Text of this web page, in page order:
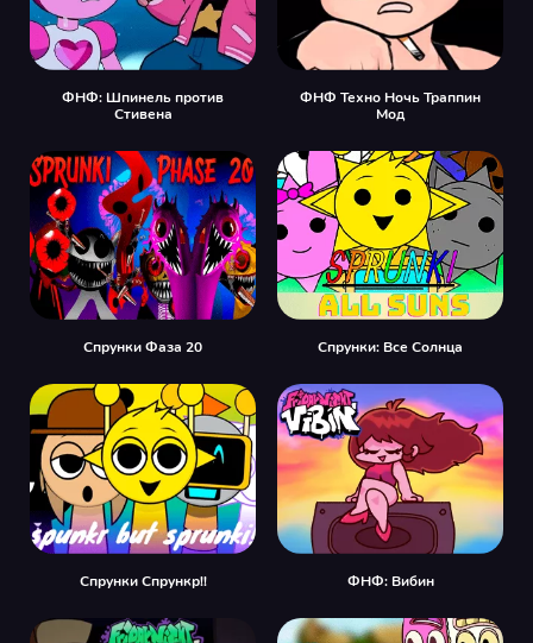
ФНФ: Шпинель против
Стивена
ФНФ Техно Ночь Траппин
Мод
Спрунки Фаза 20 Спрунки: Все Солнца
Спрунки Спрункр!! ФНФ: Вибин